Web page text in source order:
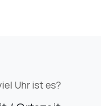
Uhr ist es?